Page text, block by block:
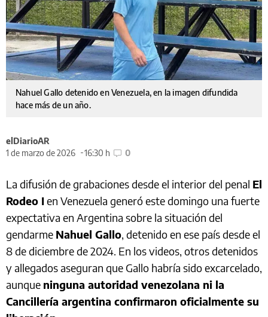
Nahuel Gallo detenido en Venezuela, en la imagen difundida
hace más de un año.
elDiarioAR
1 de marzo de 2026
16:30 h 0
La difusión de grabaciones desde el interior del penal El
Rodeo Ien Venezuela generó este domingo una fuerte
expectativa en Argentina sobre la situación del
gendarme Nahuel Gallo, detenido en ese país desde el
8 de diciembre de 2024. En los videos, otros detenidos
y allegados aseguran que Gallo habría sido excarcelado,
aunque ninguna autoridad venezolana ni la
Cancillería argentina confirmaron oficialmente su